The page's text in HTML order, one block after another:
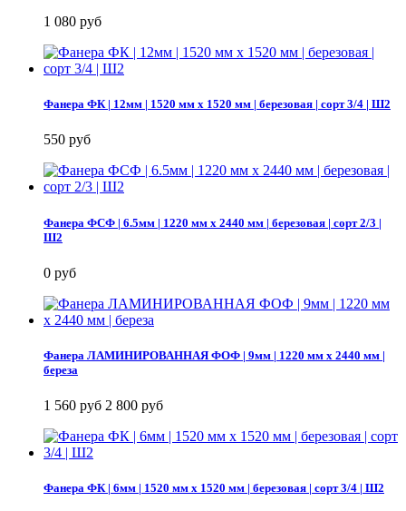
1 080 руб
Фанера ФК | 12мм | 1520 мм х 1520 мм | березовая | сорт 3/4 | Ш2
550 руб
Фанера ФСФ | 6.5мм | 1220 мм х 2440 мм | березовая | сорт 2/3 |
Ш2
0 руб
Фанера ЛАМИНИРОВАННАЯ ФОФ | 9мм | 1220 мм х 2440 мм |
береза
1 560 руб 2 800 руб
Фанера ФК | 6мм | 1520 мм х 1520 мм | березовая | сорт 3/4 | Ш2